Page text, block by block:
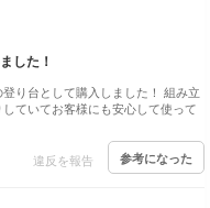
した！
り台として購入しました！ 組み立
ていてお客様にも安心して使って
違反を報告 参考になった